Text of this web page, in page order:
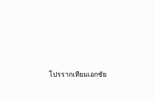
โปรรากเทียมเอกชัย